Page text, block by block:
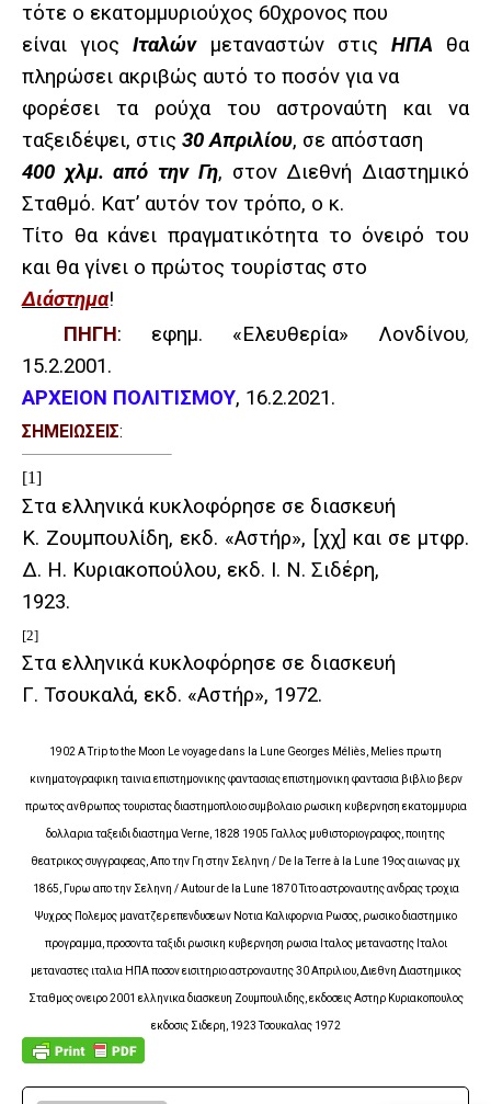
τότε ο εκατομμυριούχος 60χρονος που
είναι γιοςΙταλών μεταναστών στις ΗΠΑ θα
πληρώσει ακριβώς αυτό το ποσόν για να
φορέσει τα ρούχα του αστροναύτη και να
ταξειδέψει, στις 30 Απριλίου, σε απόσταση
400 χλμ. από την Γη, στον Διεθνή Διαστημικό
Σταθμό. Κατ’ αυτόν τον τρόπο, ο κ.
Τίτο θα κάνει πραγματικότητα το όνειρό του
και θα γίνει ο πρώτος τουρίστας στο
Διάστημα!
ΠΗΓΗ: εφημ. «Ελευθερία» Λονδίνου,
15.2.2001.
ΑΡΧΕΙΟΝ ΠΟΛΙΤΙΣΜΟΥ, 16.2.2021.
ΣΗΜΕΙΩΣΕΙΣ:
[1]
Στα ελληνικά κυκλοφόρησε σε διασκευή
Κ. Ζουμπουλίδη, εκδ. «Αστήρ», [χχ] και σε μτφρ.
Δ. Η. Κυριακοπούλου, εκδ. Ι. Ν. Σιδέρη,
1923.
[2]
Στα ελληνικά κυκλοφόρησε σε διασκευή
Γ. Τσουκαλά, εκδ. «Αστήρ», 1972.
1902 A Trip to the Moon Le voyage dans la Lune Georges Méliès, Melies πρωτη
κινηματογραφικη ταινια επιστημονικης φαντασιας επιστημονικη φαντασια βιβλιο βερν
πρωτος ανθρωπος τουριστας διαστημοπλοιο συμβολαιο ρωσικη κυβερνηση εκατομμυρια
δολλαρια ταξειδι διαστημα Verne, 1828 1905 Γαλλος μυθιστοριογραφος, ποιητης
θεατρικος συγγραφεας, Απο την Γη στην Σεληνη / De la Terre à la Lune 19ος αιωνας μχ
1865, Γυρω απο την Σεληνη / Autour de la Lune 1870 Τιτο αστροναυτης ανδρας τροχια
Ψυχρος Πολεμος μανατζερ επενδυσεων Νοτια Καλιφορνια Ρωσος, ρωσικο διαστημικο
προγραμμα, προσοντα ταξιδι ρωσικη κυβερνηση ρωσια Ιταλος μεταναστης Ιταλοι
μεταναστες ιταλια ΗΠΑ ποσον εισιτηριο αστροναυτης 30 Απριλιου, Διεθνη Διαστημικος
Σταθμος ονειρο 2001 ελληνικα διασκευη Ζουμπουλιδης, εκδοσεις Αστηρ Κυριακοπουλος
εκδοσις Σιδερη, 1923 Τσουκαλας 1972